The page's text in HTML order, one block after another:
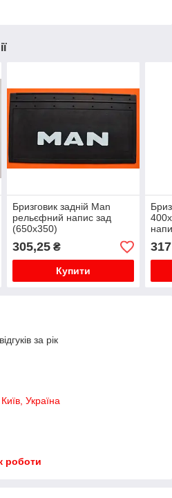
Бризговик задній Man
рельєфний напис зад
(650х350)
305,25₴
Купити
за рік
Україна
роботи